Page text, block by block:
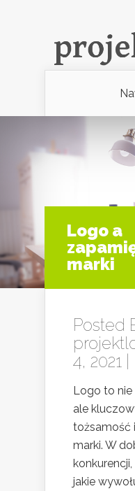
Logo a
marki
Posted
4, 2021 |
Logo to nie
ale
tożsamość
marki. W
jakie